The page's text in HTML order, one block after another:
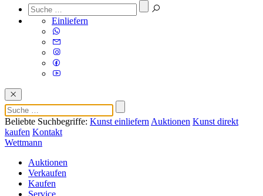
Einliefern
Beliebte Suchbegriffe: Kunst einliefern Auktionen Kunst direkt
kaufen Kontakt
Wettmann
Auktionen
Verkaufen
Kaufen
Service